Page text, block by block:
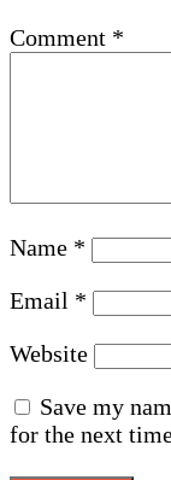
Comment *
Name *
Email *
Website
Save my
for the next